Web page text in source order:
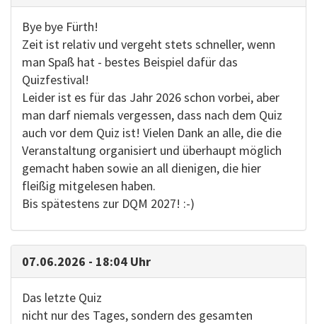
Bye bye Fürth!
Zeit ist relativ und vergeht stets schneller, wenn
man Spaß hat - bestes Beispiel dafür das
Quizfestival!
Leider ist es für das Jahr 2026 schon vorbei, aber
man darf niemals vergessen, dass nach dem Quiz
auch vor dem Quiz ist! Vielen Dank an alle, die die
Veranstaltung organisiert und überhaupt möglich
gemacht haben sowie an all dienigen, die hier
fleißig mitgelesen haben.
Bis spätestens zur DQM 2027! :-)
07.06.2026 - 18:04 Uhr
Das letzte Quiz
nicht nur des Tages, sondern des gesamten